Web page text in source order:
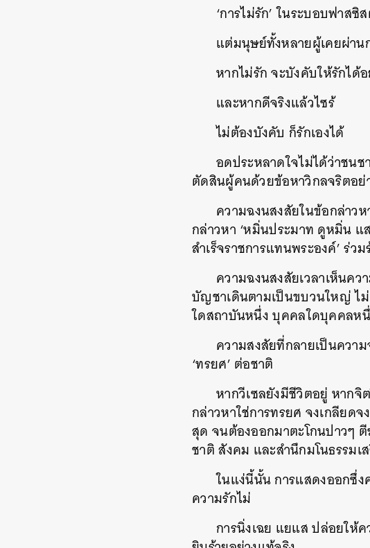
‘การไม่รัก’ ในระบอบฟาส
แต่มนุษย์ทั้งหลายผู้เคยผ่าน
หากไม่รัก จะบังคับให้รักได้อ
และหากดีจริงแล้วไซร้
ไม่ต้องบังคับ ก็รักเองได้
อดประหลาดใจไม่ได้ว่าชน
ตัดสินผู้คนด้วยข้อหาวิกลจริตอ
ความฉงนสงสัยในข้อกล่าว
กล่าวหา ‘หมิ่นประมาท ดูหมิ่น
สำเร็จราชการแทนพระองค์’ ร่
ความฉงนสงสัยเวลาเห็นค
บัญชาเดินตามเป็นขบวนใหญ่ ไ
ใดสถาบันหนึ่ง บุคคลใดบุคคลหนึ่
ความสงสัยที่กลายเป็นควา
‘ทรยศ’ ต่อชาติ
หากวีเซลยังมีชีวิตอยู่ หาก
กล่าวหาใช่การทรยศ จงเกลียด
สุด จนต้องออกมาตะโกนปาวๆ
ชาติ สังคม และสำนึกมโนธรรม
ในแง่นี้นั้น การแสดงออกซึ่ง
ความรักไม่
การนิ่งเฉย แยแส ปล่อยให้